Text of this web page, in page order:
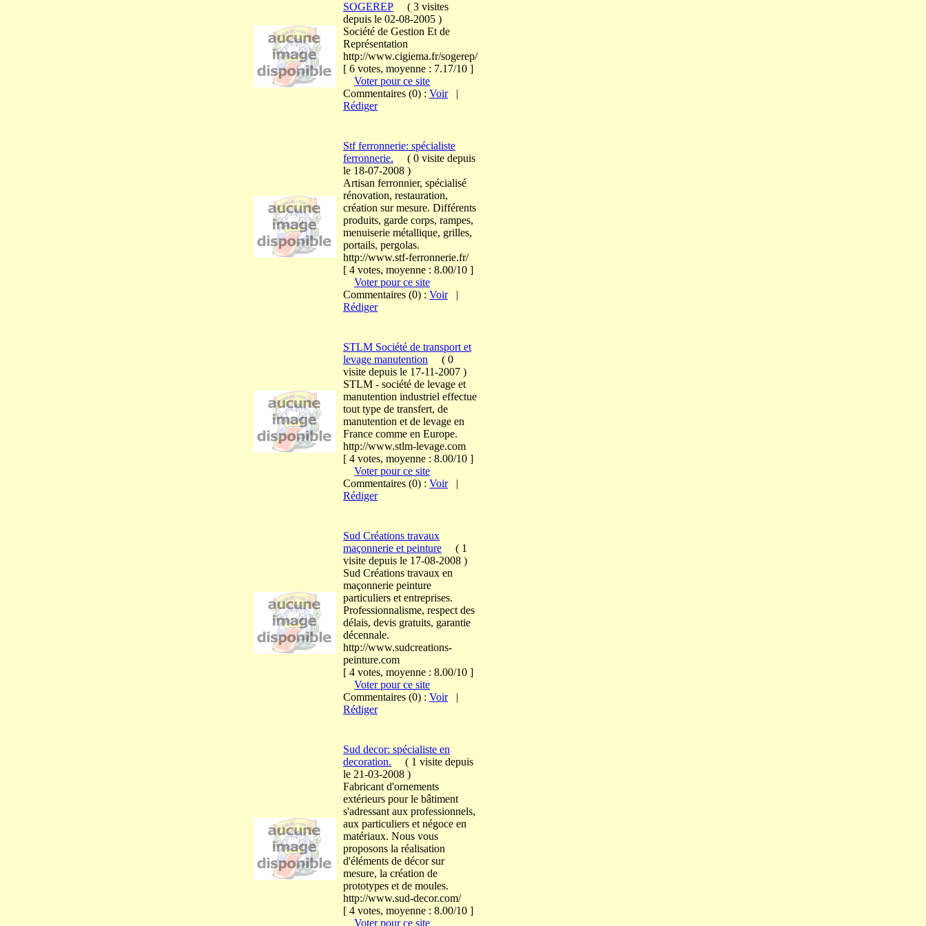
SOGEREP ( 3 visites
depuis le 02-08-2005 )
Société de Gestion Et de
Représentation
http://www.cigiema.fr/sogerep/
[ 6 votes, moyenne : 7.17/10 ]
Voter pour ce site
Commentaires (0) : Voir|
Rédiger
Stf ferronnerie: spécialiste
ferronnerie. ( 0 visite depuis
le 18-07-2008 )
Artisan ferronnier, spécialisé
rénovation, restauration,
création sur mesure. Différents
produits, garde corps, rampes,
menuiserie métallique, grilles,
portails, pergolas.
http://www.stf-ferronnerie.fr/
[ 4 votes, moyenne : 8.00/10 ]
Voter pour ce site
Commentaires (0) : Voir|
Rédiger
STLM Société de transport et
levage manutention ( 0
visite depuis le 17-11-2007 )
STLM - société de levage et
manutention industriel effectue
tout type de transfert, de
manutention et de levage en
France comme en Europe.
http://www.stlm-levage.com
[ 4 votes, moyenne : 8.00/10 ]
Voter pour ce site
Commentaires (0) : Voir|
Rédiger
Sud Créations travaux
maçonnerie et peinture ( 1
visite depuis le 17-08-2008 )
Sud Créations travaux en
maçonnerie peinture
particuliers et entreprises.
Professionnalisme, respect des
délais, devis gratuits, garantie
décennale.
http://www.sudcreations-
peinture.com
[ 4 votes, moyenne : 8.00/10 ]
Voter pour ce site
Commentaires (0) : Voir|
Rédiger
Sud decor: spécialiste en
decoration. ( 1 visite depuis
le 21-03-2008 )
Fabricant d'ornements
extérieurs pour le bâtiment
s'adressant aux professionnels,
aux particuliers et négoce en
matériaux. Nous vous
proposons la réalisation
d'éléments de décor sur
mesure, la création de
prototypes et de moules.
http://www.sud-decor.com/
[ 4 votes, moyenne : 8.00/10 ]
Voter pour ce site